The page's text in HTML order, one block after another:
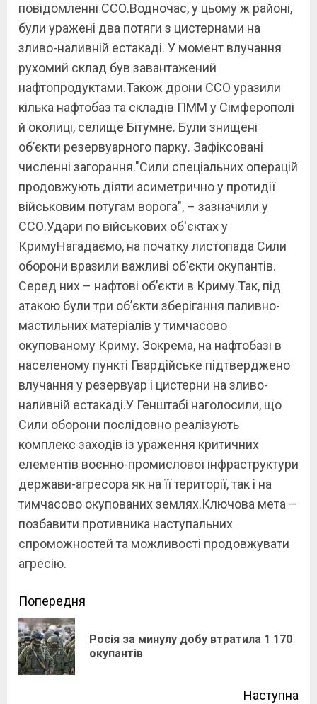
повідомленні ССО.Водночас, у цьому ж районі,
були уражені два потяги з цистернами на
зливо-наливній естакаді. У момент влучання
рухомий склад був завантажений
нафтопродуктами.Також дрони ССО уразили
кілька нафтобаз та складів ПММ у Сімферополі
й околиці, селище Бітумне. Були знищені
об’єкти резервуарного парку. Зафіксовані
численні загорання."Сили спеціальних операцій
продовжують діяти асиметрично у протидії
військовим потугам ворога", – зазначили у
ССО.Удари по військових об'єктах у
КримуНагадаємо, на початку листопада Сили
оборони вразили важливі об’єкти окупантів.
Серед них – нафтові об’єкти в Криму.Так, під
атакою були три об’єкти зберігання паливно-
мастильних матеріалів у тимчасово
окупованому Криму. Зокрема, на нафтобазі в
населеному пункті Гвардійське підтверджено
влучання у резервуар і цистерни на зливо-
наливній естакаді.У Генштабі наголосили, що
Сили оборони послідовно реалізують
комплекс заходів із ураження критичних
елементів воєнно-промислової інфраструктури
держави-агресора як на її території, так і на
тимчасово окупованих землях.Ключова мета –
позбавити противника наступальних
спроможностей та можливості продовжувати
агресію.
Continue
Reading
Попередня
Росія за минулу добу втратила 1 170
окупантів
Наступна